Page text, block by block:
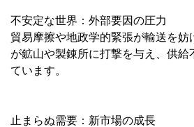
不安定な世界：外部要因の圧力
貿易摩擦や地政学的緊張が輸送を妨
が鉱山や製錬所に打撃を与え、供給
ています。
止まらぬ需要：新市場の成長